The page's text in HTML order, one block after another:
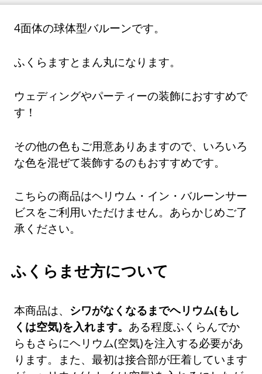
4面体の球体型バルーンです。
ふくらますとまん丸になります。
ウェディングやパーティーの装飾におすすめで
す！
その他の色もご用意ありあますので、いろいろ
な色を混ぜて装飾するのもおすすめです。
こちらの商品はヘリウム・イン・バルーンサー
ビスをご利用いただけません。あらかじめご了
承ください。
ふくらませ方について
本商品は、 シワがなくなるまでヘリウム(もし
くは空気)を入れます。 ある程度ふくらんでか
らもさらにヘリウム(空気)を注入する必要があ
ります。また、最初は接合部が圧着しています